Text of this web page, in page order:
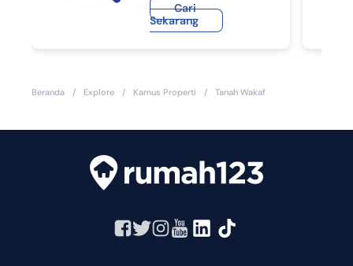
Cari
Sekarang
Beranda / Explore / Kamus Properti / Tanah Wakaf